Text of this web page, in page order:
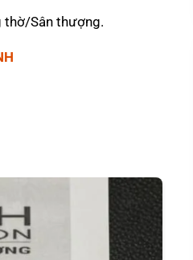
thờ/Sân thượng.